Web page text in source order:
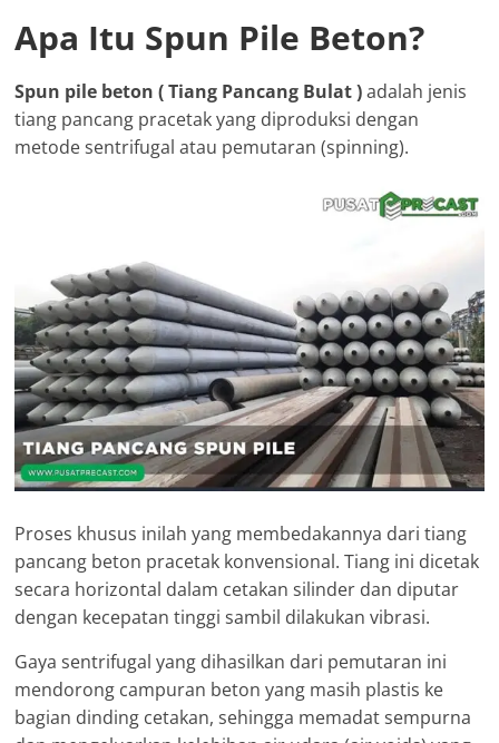
Apa Itu Spun Pile Beton?
Spun pile beton ( Tiang Pancang Bulat )adalah jenis
tiang pancang pracetak yang diproduksi dengan
metode sentrifugal atau pemutaran (spinning).
Proses khusus inilah yang membedakannya dari tiang
pancang beton pracetak konvensional. Tiang ini dicetak
secara horizontal dalam cetakan silinder dan diputar
dengan kecepatan tinggi sambil dilakukan vibrasi.
Gaya sentrifugal yang dihasilkan dari pemutaran ini
mendorong campuran beton yang masih plastis ke
bagian dinding cetakan, sehingga memadat sempurna